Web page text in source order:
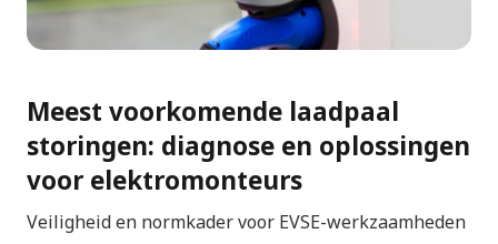
Meest voorkomende laadpaal
storingen: diagnose en oplossingen
voor elektromonteurs
Veiligheid en normkader voor EVSE-werkzaamheden